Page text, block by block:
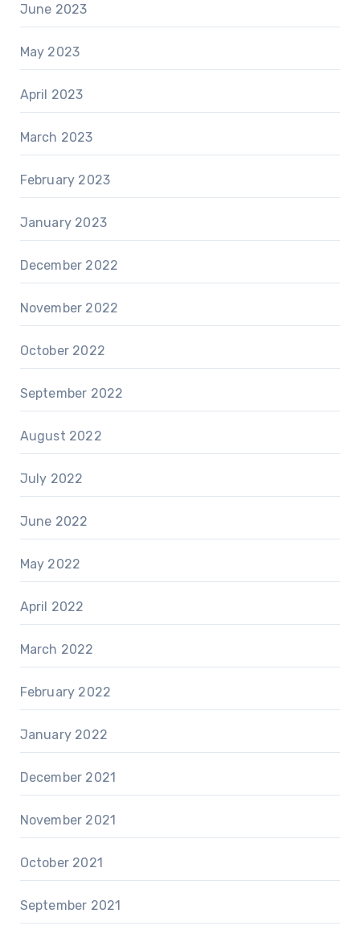
June 2023
May 2023
April 2023
March 2023
February 2023
January 2023
December 2022
November 2022
October 2022
September 2022
August 2022
July 2022
June 2022
May 2022
April 2022
March 2022
February 2022
January 2022
December 2021
November 2021
October 2021
September 2021